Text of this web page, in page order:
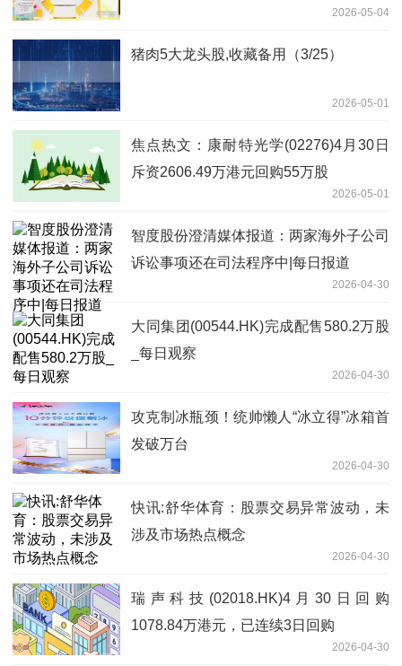
2026-05-04
猪肉5大龙头股,收藏备用（3/25）
2026-05-01
焦点热文：康耐特光学(02276)4月30日
斥资2606.49万港元回购55万股
2026-05-01
智度股份澄清媒体报道：两家海外子公司
诉讼事项还在司法程序中|每日报道
2026-04-30
大同集团(00544.HK)完成配售580.2万股
_每日观察
2026-04-30
攻克制冰瓶颈！统帅懒人“冰立得”冰箱首
发破万台
2026-04-30
快讯:舒华体育：股票交易异常波动，未
涉及市场热点概念
2026-04-30
瑞声科技(02018.HK)4月30日回购
1078.84万港元，已连续3日回购
2026-04-30